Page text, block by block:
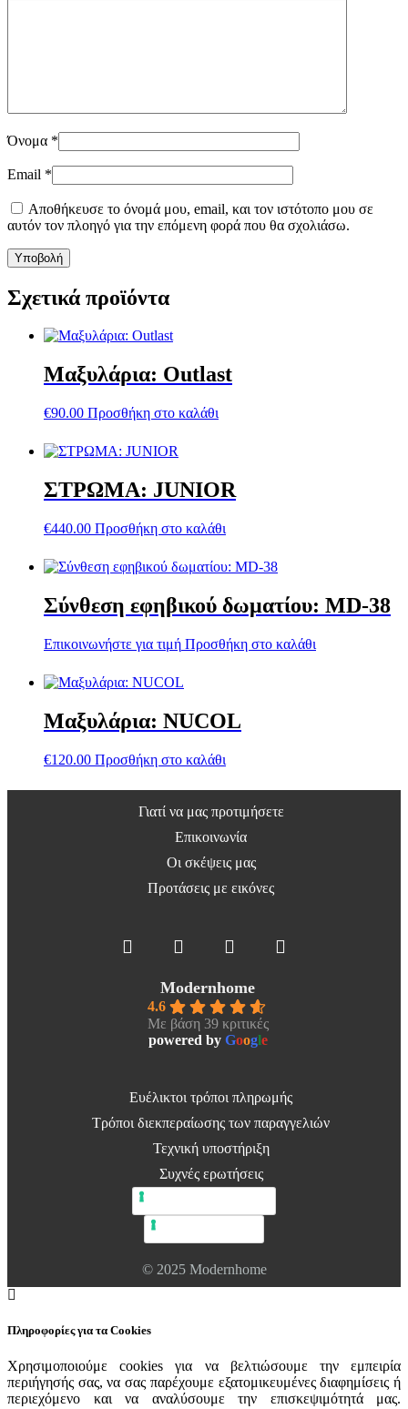
Όνομα *
Email *
Αποθήκευσε το όνομά μου, email, και τον ιστότοπο μου σε
αυτόν τον πλοηγό για την επόμενη φορά που θα σχολιάσω.
Σχετικά προϊόντα
Μαξυλάρια: Outlast
€90.00 Προσθήκη στο καλάθι
ΣΤΡΩΜΑ: JUNIOR
€440.00 Προσθήκη στο καλάθι
Σύνθεση εφηβικού δωματίου: MD-38
Επικοινωνήστε για τιμή Προσθήκη στο καλάθι
Μαξυλάρια: NUCOL
€120.00 Προσθήκη στο καλάθι
Γιατί να μας προτιμήσετε
Επικοινωνία
Οι σκέψεις μας
Προτάσεις με εικόνες
Modernhome
4.6
Με βάση 39 κριτικές
powered by Google
Ευέλικτοι τρόποι πληρωμής
Τρόποι διεκπεραίωσης των παραγγελιών
Τεχνική υποστήριξη
Συχνές ερωτήσεις
© 2025 Modernhome
Πληροφορίες για τα Cookies
Χρησιμοποιούμε cookies για να βελτιώσουμε την εμπειρία
περιήγησής σας, να σας παρέχουμε εξατομικευμένες διαφημίσεις ή
περιεχόμενο και να αναλύσουμε την επισκεψιμότητά μας.